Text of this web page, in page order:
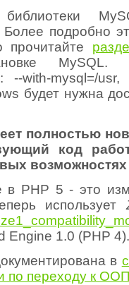
библиотеки
Более подробно
прочитайте
MySQL.
--with-mysql=/usr,
будет нужна
полностью
код
в PHP 5 - это
использует
Engine 1.0 (PHP 4).
в
по переходу к